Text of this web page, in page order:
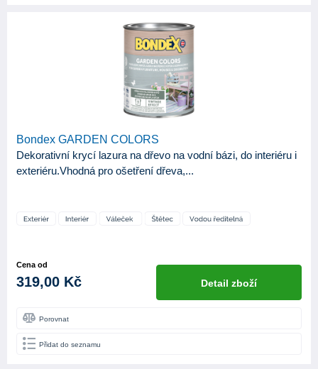
Bondex GARDEN COLORS
Dekorativní krycí lazura na dřevo na vodní bázi, do interiéru i
exteriéru.Vhodná pro ošetření dřeva,...
Cena od
319,00 Kč Detail zboží
Porovnat
Přidat do seznamu